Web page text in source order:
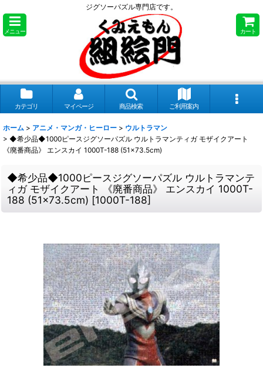
ジグソーパズル専門店です。
メニュー カート
カテゴリ マイページ 商品検索 ご利用案内
ホーム > アニメ・マンガ・ヒーロー > ウルトラマン
> ◆希少品◆1000ピースジグソーパズル ウルトラマンティガ モザイクアート
《廃番商品》 エンスカイ 1000T-188 (51×73.5cm)
◆希少品◆1000ピースジグソーパズル ウルトラマンテ
ィガ モザイクアート 《廃番商品》 エンスカイ 1000T-
188 (51×73.5cm) [1000T-188]